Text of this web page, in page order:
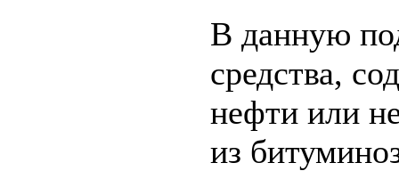
В данную
средства,
нефти или
из